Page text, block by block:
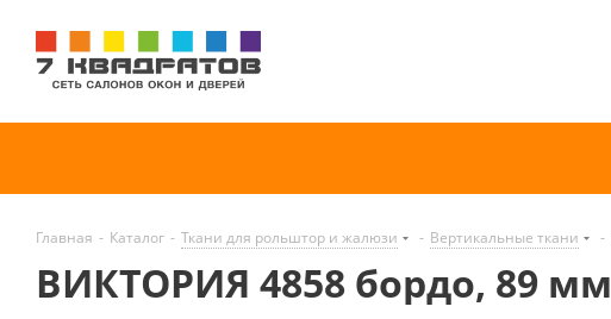
Главная - Каталог - Ткани для рольштор и жалюзи - Вертикальные ткани -
ВИКТОРИЯ 4858 бордо, 89 мм